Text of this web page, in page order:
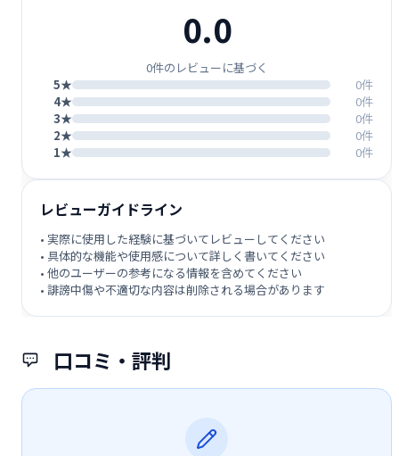
口コミ・評判
0.0
0件のレビューに基づく
5★
0件
4★
0件
3★
0件
2★
0件
1★
0件
レビューガイドライン
• 実際に使用した経験に基づいてレビューしてください
• 具体的な機能や使用感について詳しく書いてください
• 他のユーザーの参考になる情報を含めてください
• 誹謗中傷や不適切な内容は削除される場合があります